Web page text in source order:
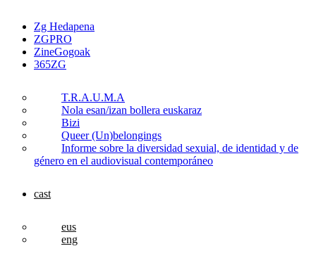
Zg Hedapena
ZGPRO
ZineGogoak
365ZG
T.R.A.U.M.A
Nola esan/izan bollera euskaraz
Bizi
Queer (Un)belongings
Informe sobre la diversidad sexuial, de identidad y de
género en el audiovisual contemporáneo
cast
eus
eng